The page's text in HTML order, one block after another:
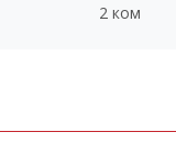
2 ком